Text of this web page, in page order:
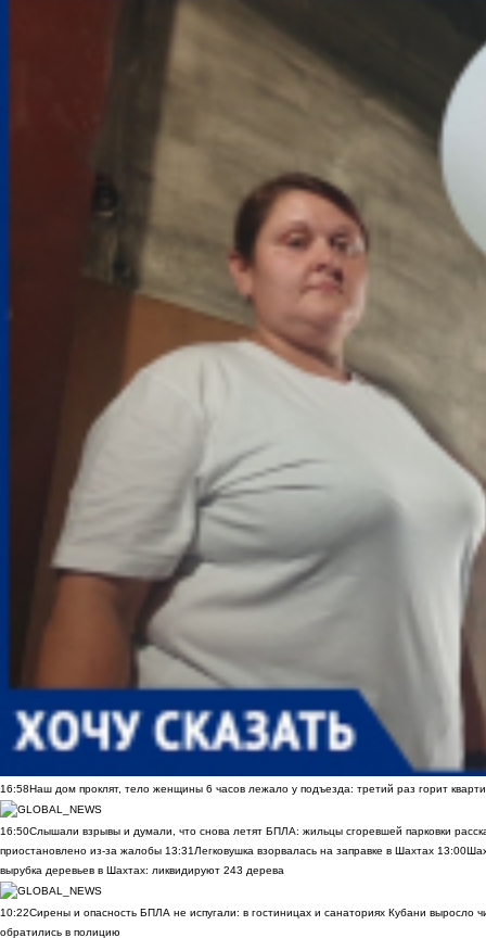
16:58Наш дом проклят, тело женщины 6 часов лежало у подъезда: третий раз горит
16:50Слышали взрывы и думали, что снова летят БПЛА: жильцы сгоревшей парковки
приостановлено из-за жалобы 13:31 Легковушка взорвалась на заправке в Шахтах 13:00
вырубка деревьев в Шахтах: ликвидируют 243 дерева
10:22Сирены и опасность БПЛА не испугали: в гостиницах и санаториях Кубани выросло
обратились в полицию